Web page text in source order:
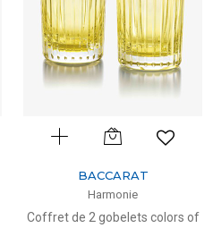
BACCARAT
Harmonie
Coffret de 2 gobelets colors of